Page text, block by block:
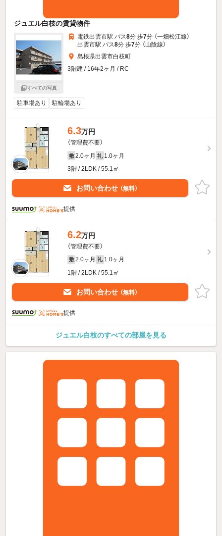
ジュエル白枝の賃貸物件
すべての写真
電鉄出雲市駅 バス8分 歩7分 （一畑松江線）
出雲市駅 バス8分 歩7分 （山陰線）
島根県出雲市白枝町
3階建 / 16年2ヶ月 / RC
駐車場あり 駐輪場あり
6.3万円
（管理費不要）
敷 2.0ヶ月 礼 1.0ヶ月
3階 / 2LDK / 55.1㎡
お問い合わせ （無料）
提供
6.2万円
（管理費不要）
敷 2.0ヶ月 礼 1.0ヶ月
1階 / 2LDK / 55.1㎡
お問い合わせ （無料）
提供
ジュエル白枝のすべての部屋を見る